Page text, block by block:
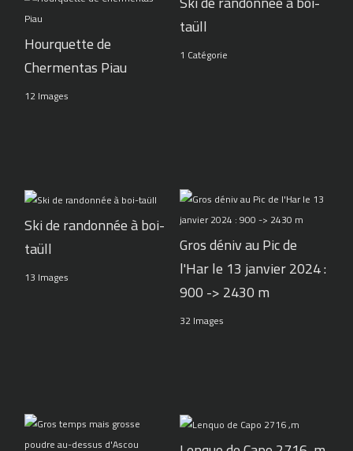
Hourquette de
Chermentas Piau
12 Images
taüll
1 Catégorie
Ski de randonnée à boi-
taüll
13 Images
Gros déniv au Pic de
l'Har le 13 janvier 2024 :
900 -> 2430 m
32 Images